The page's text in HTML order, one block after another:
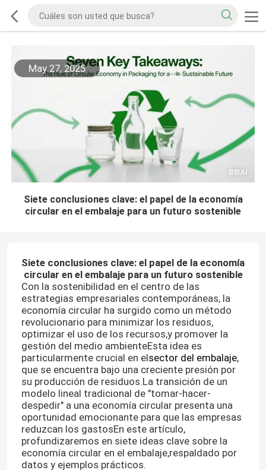
May 27, 2025
Siete conclusiones clave: el papel de la economía
circular en el embalaje para un futuro sostenible
Siete conclusiones clave: el papel de la economía
circular en el embalaje para un futuro sostenible
Con la sostenibilidad en el centro de las
estrategias empresariales contemporáneas, la
economía circular ha surgido como un método
revolucionario para minimizar los residuos,
optimizar el uso de los recursos,y promover la
gestión del medio ambienteEsta idea es
particularmente crucial en elsector del embalaje,
que se encuentra bajo una creciente presión por
su producción de residuos.La transición de un
modelo lineal tradicional de "tomar-hacer-
despedir" a una economía circular presenta una
oportunidad emocionante para que las empresas
reduzcan los gastosEn este artículo,
profundizaremos en siete ideas clave sobre la
economía circular en el embalaje,respaldado por
datos y ejemplos prácticos.